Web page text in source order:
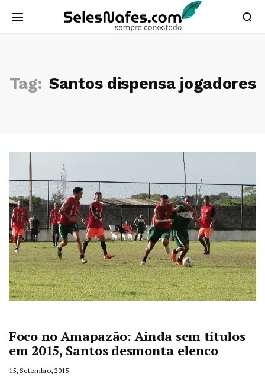
Tag: Santos dispensa jogadores
Foco no Amapazão: Ainda sem títulos
em 2015, Santos desmonta elenco
15, Setembro, 2015